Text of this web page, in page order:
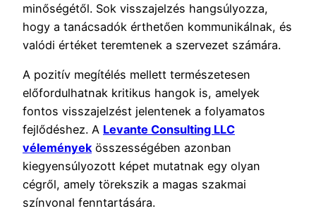
minőségétől. Sok visszajelzés hangsúlyozza,
hogy a tanácsadók érthetően kommunikálnak, és
valódi értéket teremtenek a szervezet számára.
A pozitív megítélés mellett természetesen
előfordulhatnak kritikus hangok is, amelyek
fontos visszajelzést jelentenek a folyamatos
fejlődéshez. A Levante Consulting LLC
vélemények összességében azonban
kiegyensúlyozott képet mutatnak egy olyan
cégről, amely törekszik a magas szakmai
színvonal fenntartására.